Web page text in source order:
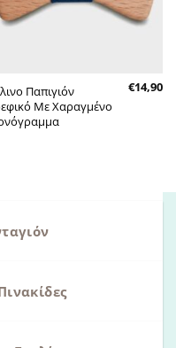
Παπιγιόν
Με Χαραγμένο
€14,90